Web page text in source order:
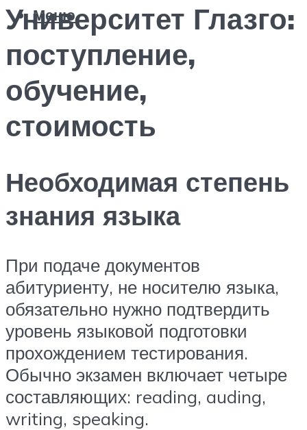
Меню
Университет Глазго:
поступление,
обучение,
стоимость
Необходимая степень
знания языка
При подаче документов
абитуриенту, не носителю языка,
обязательно нужно подтвердить
уровень языковой подготовки
прохождением тестирования.
Обычно экзамен включает четыре
составляющих: reading, auding,
writing, speaking.